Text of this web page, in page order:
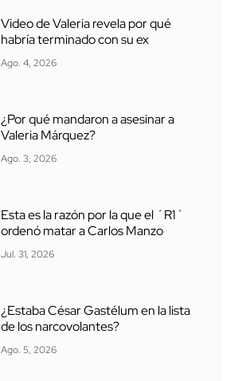
Video de Valeria revela por qué
habría terminado con su ex
Ago. 4, 2026
¿Por qué mandaron a asesinar a
Valeria Márquez?
Ago. 3, 2026
Esta es la razón por la que el ´R1´
ordenó matar a Carlos Manzo
Jul. 31, 2026
¿Estaba César Gastélum en la lista
de los narcovolantes?
Ago. 5, 2026